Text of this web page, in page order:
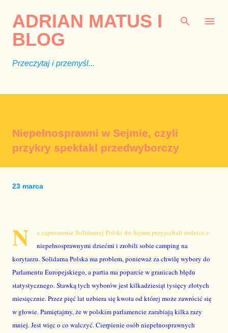
ADRIAN MATUS I
BLOG
Przeczytaj i przemyśl...
Niepełnosprawni w Sejmie, czyli
przykry spektakl przedwyborczy
23 marca
N
a zaproszenie Solidarnej Polski do Sejmu przyjechali rodzice z
niepełnosprawnymi dziećmi i zrobili sobie camping na
korytarzu. Solidarna Polska ma problem, ponieważ za chwilę wybory do
Parlamentu Europejskiego, a partia ma poparcie w granicach błędu
statystycznego. Stawką tych wyborów jest kilkadziesiąt tysięcy złotych
miesięcznie. Przez pięć lat uzbiera się kwota od której może zawrócić się
w głowie. Pamiętajmy, że w polskim parlamencie zarabiają kilka razy
mniej. Jest więc o co walczyć. Cierpienie osób niepełnosprawnych